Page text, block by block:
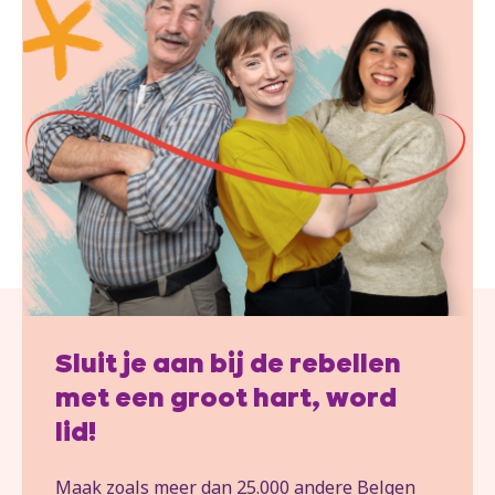
Sluit je aan bij de rebellen
met een groot hart, word
lid!
Maak zoals meer dan 25.000 andere Belgen